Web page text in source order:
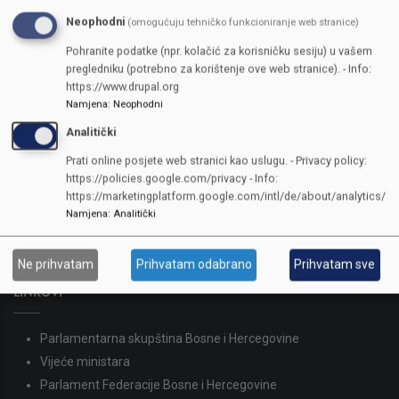
KONTAKTI
SKUPŠTINA
Adresa: Sarajevo, Reisa Džemaludina Čauševića 1
387 33 562-210
skupstina@skupstina.ks.gov.ba
LINKOVI
Parlamentarna skupština Bosne i Hercegovine
Vijeće ministara
Parlament Federacije Bosne i Hercegovine
Neophodni (omogućuju tehničko funkcioniranje web stranice)
Pohranite podatke (npr. kolačić za korisničku sesiju) u vašem
pregledniku (potrebno za korištenje ove web stranice). - Info:
https://www.drupal.org
Namjena: Neophodni
Analitički
Prati online posjete web stranici kao uslugu. - Privacy policy:
https://policies.google.com/privacy - Info:
https://marketingplatform.google.com/intl/de/about/analytics/
Namjena: Analitički
Ne prihvatam Prihvatam odabrano Prihvatam sve